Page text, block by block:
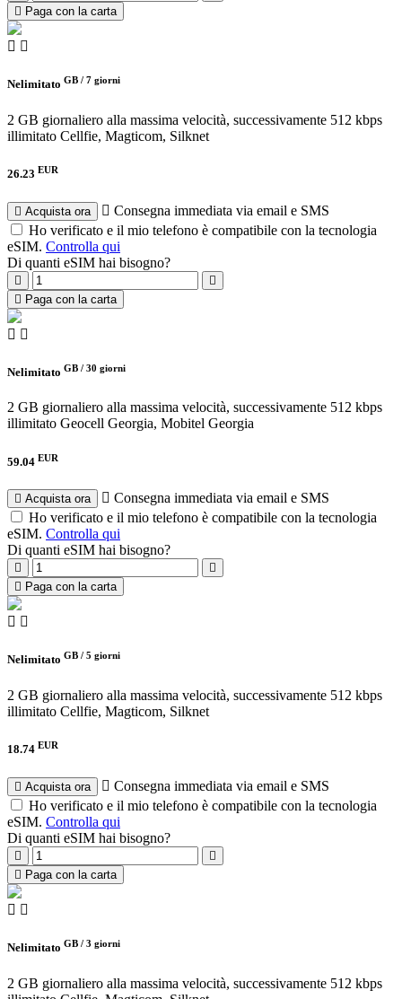
Paga con la carta
Nelimitato GB / 7 giorni
2 GB giornaliero alla massima velocità, successivamente 512 kbps
illimitato Cellfie, Magticom, Silknet
26.23 EUR
Acquista ora
Consegna immediata via email e SMS
Ho verificato e il mio telefono è compatibile con la tecnologia
eSIM. Controlla qui
Di quanti eSIM hai bisogno?
Paga con la carta
Nelimitato GB / 30 giorni
2 GB giornaliero alla massima velocità, successivamente 512 kbps
illimitato Geocell Georgia, Mobitel Georgia
59.04 EUR
Acquista ora
Consegna immediata via email e SMS
Ho verificato e il mio telefono è compatibile con la tecnologia
eSIM. Controlla qui
Di quanti eSIM hai bisogno?
Paga con la carta
Nelimitato GB / 5 giorni
2 GB giornaliero alla massima velocità, successivamente 512 kbps
illimitato Cellfie, Magticom, Silknet
18.74 EUR
Acquista ora
Consegna immediata via email e SMS
Ho verificato e il mio telefono è compatibile con la tecnologia
eSIM. Controlla qui
Di quanti eSIM hai bisogno?
Paga con la carta
Nelimitato GB / 3 giorni
2 GB giornaliero alla massima velocità, successivamente 512 kbps